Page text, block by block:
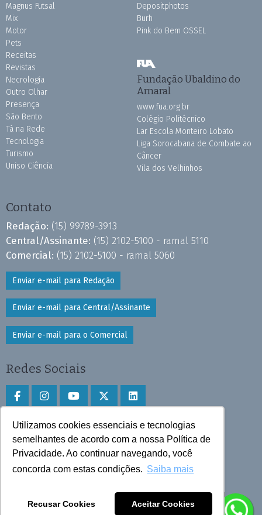
Utilizamos cookies essenciais e tecnologias
semelhantes de acordo com a nossa Política de
Privacidade. Ao continuar navegando, você
concorda com estas condições. Saiba mais
Recusar Cookies Aceitar Cookies
Magnus Futsal
Mix
Motor
Pets
Receitas
Revistas
Necrologia
Outro Olhar
Presença
São Bento
Tá na Rede
Tecnologia
Turismo
Uniso Ciência
Depositphotos
Burh
Pink do Bem OSSEL
Fundação Ubaldino do
Amaral
www.fua.org.br
Colégio Politécnico
Lar Escola Monteiro Lobato
Liga Sorocabana de Combate ao
Câncer
Vila dos Velhinhos
Contato
Redação: (15) 99789-3913
Central/Assinante: (15) 2102-5100 - ramal 5110
Comercial: (15) 2102-5100 - ramal 5060
Enviar e-mail para Redação
Enviar e-mail para Central/Assinante
Enviar e-mail para o Comercial
Redes Sociais
Faça download do aplicativo
Play Store e App Store
Todos os direitos reservados © 2025 Cruzeiro do Sul